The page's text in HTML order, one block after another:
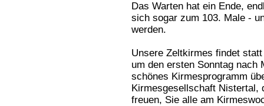
Das Warten hat ein Ende,
sich sogar zum 103. Male -
werden.
Unsere Zeltkirmes findet
um den ersten Sonntag nach
schönes Kirmesprogramm
Kirmesgesellschaft Nistertal,
freuen, Sie alle am